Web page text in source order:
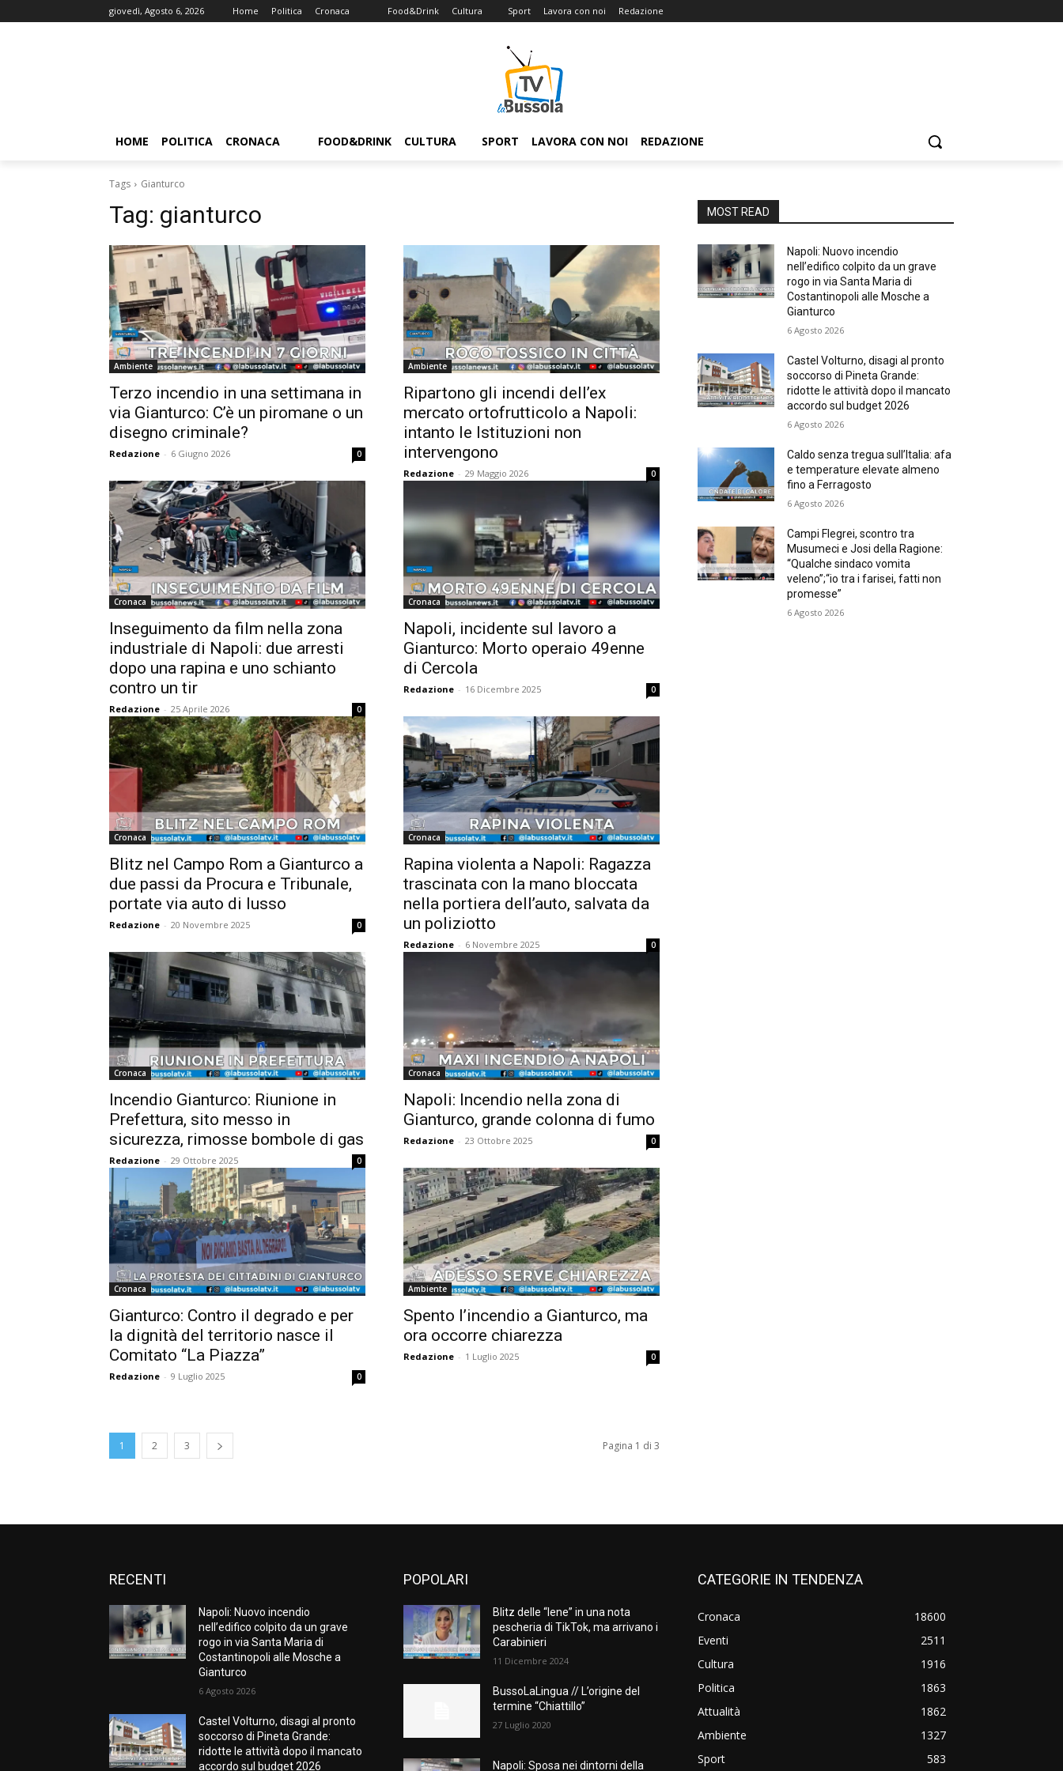
giovedì, Agosto 6, 2026 Home Politica Cronaca Food&Drink Cultura Sport Lavora con noi Redazione
HOME POLITICA CRONACA FOOD&DRINK CULTURA SPORT LAVORA CON NOI REDAZIONE
Tags Gianturco
Tag: gianturco
Ambiente
Terzo incendio in una settimana in
via Gianturco: C’è un piromane o un
disegno criminale?
Redazione - 6 Giugno 2026 0
Ambiente
Ripartono gli incendi dell’ex
mercato ortofrutticolo a Napoli:
intanto le Istituzioni non
intervengono
Redazione - 29 Maggio 2026 0
Cronaca
Inseguimento da film nella zona
industriale di Napoli: due arresti
dopo una rapina e uno schianto
contro un tir
Redazione - 25 Aprile 2026 0
Cronaca
Napoli, incidente sul lavoro a
Gianturco: Morto operaio 49enne
di Cercola
Redazione - 16 Dicembre 2025 0
Cronaca
Blitz nel Campo Rom a Gianturco a
due passi da Procura e Tribunale,
portate via auto di lusso
Redazione - 20 Novembre 2025 0
Cronaca
Rapina violenta a Napoli: Ragazza
trascinata con la mano bloccata
nella portiera dell’auto, salvata da
un poliziotto
Redazione - 6 Novembre 2025 0
Cronaca
Incendio Gianturco: Riunione in
Prefettura, sito messo in
sicurezza, rimosse bombole di gas
Redazione - 29 Ottobre 2025 0
Cronaca
Napoli: Incendio nella zona di
Gianturco, grande colonna di fumo
Redazione - 23 Ottobre 2025 0
Cronaca
Gianturco: Contro il degrado e per
la dignità del territorio nasce il
Comitato “La Piazza”
Redazione - 9 Luglio 2025 0
Ambiente
Spento l’incendio a Gianturco, ma
ora occorre chiarezza
Redazione - 1 Luglio 2025 0
1 2 3 Pagina 1 di 3
MOST READ
Napoli: Nuovo incendio
nell’edifico colpito da un grave
rogo in via Santa Maria di
Costantinopoli alle Mosche a
Gianturco
6 Agosto 2026
Castel Volturno, disagi al pronto
soccorso di Pineta Grande:
ridotte le attività dopo il mancato
accordo sul budget 2026
6 Agosto 2026
Caldo senza tregua sull’Italia: afa
e temperature elevate almeno
fino a Ferragosto
6 Agosto 2026
Campi Flegrei, scontro tra
Musumeci e Josi della Ragione:
“Qualche sindaco vomita
veleno”;“io tra i farisei, fatti non
promesse”
6 Agosto 2026
RECENTI
Napoli: Nuovo incendio
nell’edifico colpito da un grave
rogo in via Santa Maria di
Costantinopoli alle Mosche a
Gianturco
6 Agosto 2026
Castel Volturno, disagi al pronto
soccorso di Pineta Grande:
ridotte le attività dopo il mancato
accordo sul budget 2026
POPOLARI
Blitz delle “Iene” in una nota
pescheria di TikTok, ma arrivano i
Carabinieri
11 Dicembre 2024
BussoLaLingua // L’origine del
termine “Chiattillo”
27 Luglio 2020
Napoli: Sposa nei dintorni della
CATEGORIE IN TENDENZA
Cronaca
18600
Eventi
2511
Cultura
1916
Politica
1863
Attualità
1862
Ambiente
1327
Sport
583